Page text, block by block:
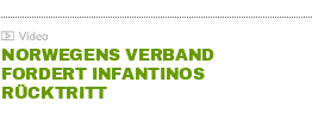
NORWEGENS VERBAND
FORDERT INFANTINOS
RÜCKTRITT